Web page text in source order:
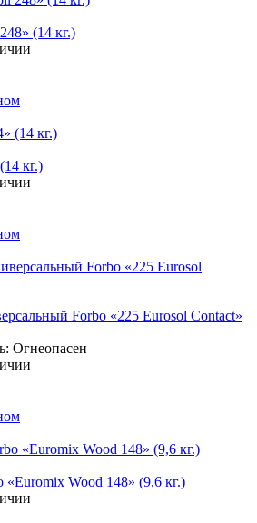
(14 кг.)
кг.)
Forbo «225 Eurosol Contact»
Огнеопасен
«Euromix Wood 148» (9,6 кг.)